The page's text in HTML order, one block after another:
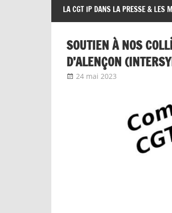
LA CGT IP DANS LA PRESSE & LES
SOUTIEN À NOS
D’ALENÇON
24 mai 2023